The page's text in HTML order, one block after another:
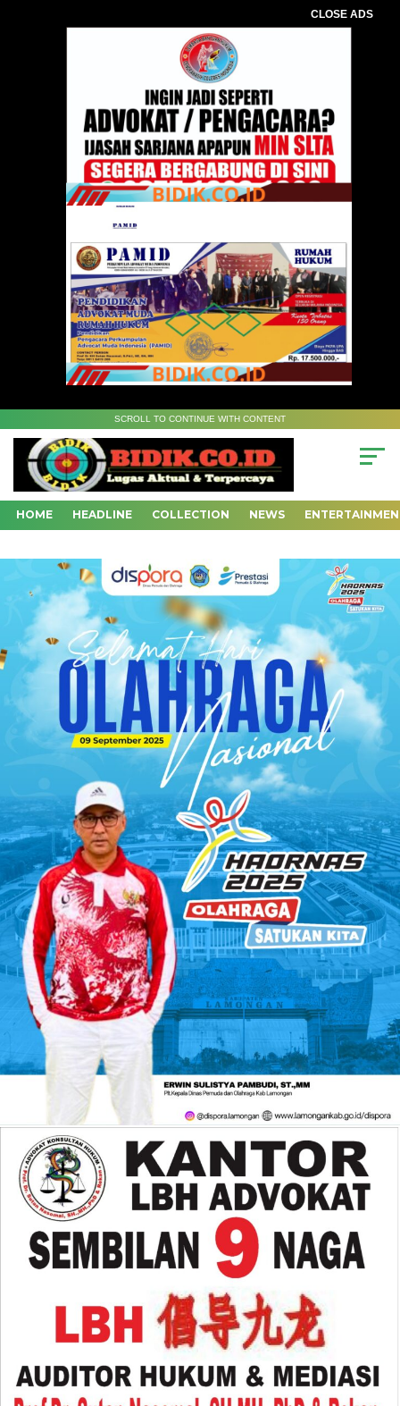
CLOSE ADS
SCROLL TO CONTINUE WITH CONTENT
HOME HEADLINE COLLECTION NEWS